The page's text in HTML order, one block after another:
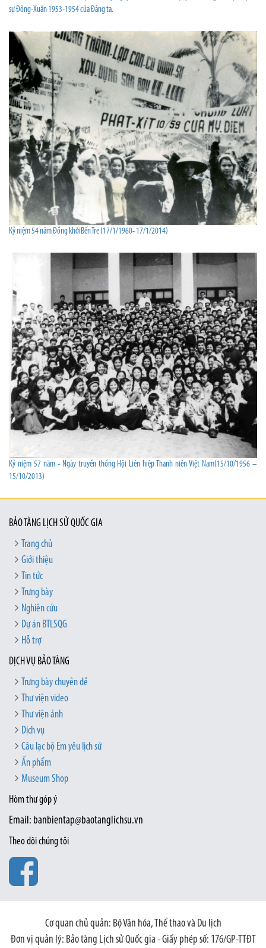
sự Đông-Xuân 1953-1954 của Đảng ta.
Kỷ niệm 54 năm Đồng khởiBến Tre (17/1/1960- 17/1/2014)
Kỷ niệm 57 năm - Ngày truyền thống Hội Liên hiệp Thanh niên Việt Nam(15/10/1956 –
15/10/2013)
BẢO TÀNG LỊCH SỬ QUỐC GIA
Trang chủ
Giới thiệu
Tin tức
Trưng bày
Nghiên cứu
Dự án BTLSQG
Hỗ trợ
DỊCH VỤ BẢO TÀNG
Trưng bày chuyên đề
Thư viện video
Thư viện ảnh
Dịch vụ
Câu lạc bộ Em yêu lịch sử
Ấn phẩm
Museum Shop
Hòm thư góp ý
Email: banbientap@baotanglichsu.vn
Theo dõi chúng tôi
Cơ quan chủ quản: Bộ Văn hóa, Thể thao và Du lịch
Đơn vị quản lý: Bảo tàng Lịch sử Quốc gia - Giấy phép số: 176/GP-TTĐT